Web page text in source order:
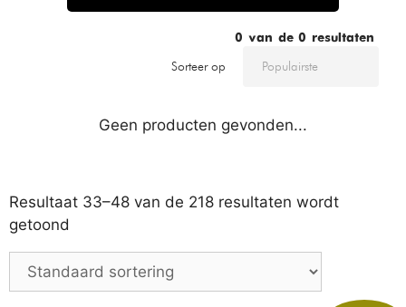
0 van de 0 resultaten
Sorteer op
Geen producten gevonden...
Resultaat 33–48 van de 218 resultaten wordt
getoond